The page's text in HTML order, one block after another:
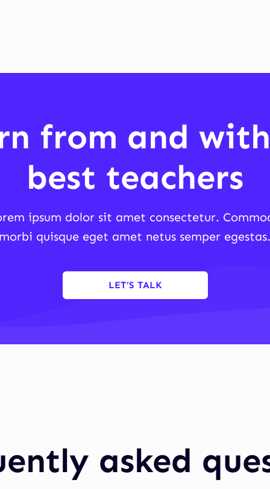
from and
best teachers
ipsum dolor sit amet consectetur.
morbi quisque eget amet netus semper
LET’S TALK
asked